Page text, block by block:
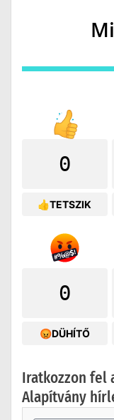
0
👍TETSZIK
0
😡DÜHÍTŐ
Iratkozzon fel
Alapítvány